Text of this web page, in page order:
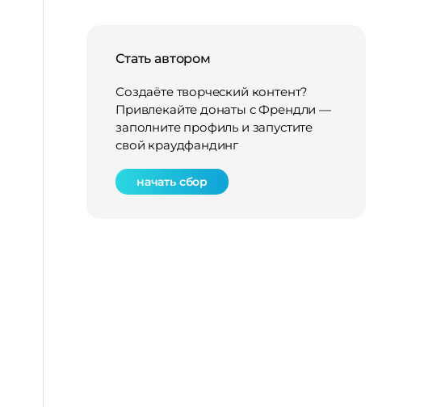
Стать автором
Создаёте творческий контент?
Привлекайте донаты с Френдли —
заполните профиль и запустите
свой краудфандинг
начать сбор